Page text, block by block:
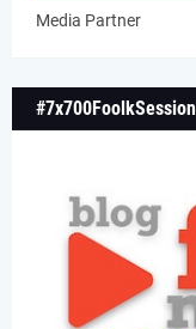
Media Partner
#7x700FoolkSession